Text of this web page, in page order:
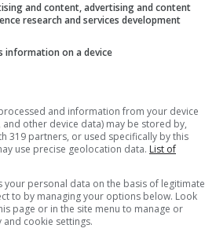
parlare a tutti costi al
Tutto questo
Angela. Non è stato
Barbara tu hai visto in
Non hai battuto un
sbotta: le parole del
and content, advertising and content
research and services development
information on a device
and information from your device
other device data) may be stored by,
319 partners, or used specifically by this
use precise geolocation data. List of
your personal data on the basis of legitimate
to by managing your options below. Look
page or in the site menu to manage or
cookie settings.